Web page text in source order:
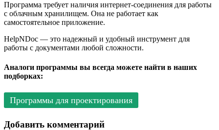
Программа требует наличия интернет-соединения для работы
с облачным хранилищем. Она не работает как
самостоятельное приложение.
HelpNDoc — это надежный и удобный инструмент для
работы с документами любой сложности.
Аналоги программы вы всегда можете найти в наших
подборках:
Программы для проектирования
Добавить комментарий